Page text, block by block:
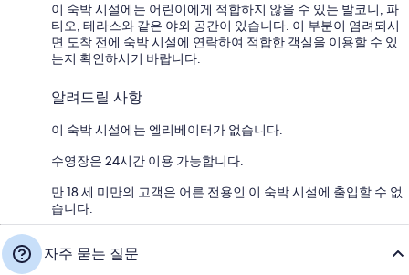
이 숙박 시설에는 어린이에게 적합하지 않을 수 있는 발코니, 파
티오, 테라스와 같은 야외 공간이 있습니다. 이 부분이 염려되시
면 도착 전에 숙박 시설에 연락하여 적합한 객실을 이용할 수 있
는지 확인하시기 바랍니다.
알려드릴 사항
이 숙박 시설에는 엘리베이터가 없습니다.
수영장은 24시간 이용 가능합니다.
만 18 세 미만의 고객은 어른 전용인 이 숙박 시설에 출입할 수 없
습니다.
자주 묻는 질문